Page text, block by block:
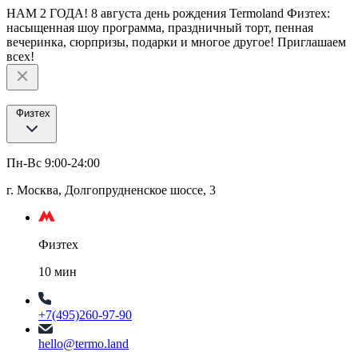
НАМ 2 ГОДА! 8 августа день рождения Termoland Физтех:
насыщенная шоу программа, праздничный торт, пенная
вечеринка, сюрпризы, подарки и многое другое! Приглашаем
всех!
Физтех
Пн-Вс 9:00-24:00
г. Москва, Долгопрудненское шоссе, 3
Физтех
10 мин
+7(495)260-97-90
hello@termo.land